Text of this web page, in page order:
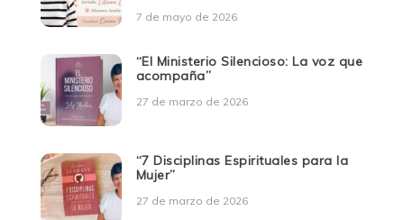
7 de mayo de 2026
“El Ministerio Silencioso: La voz que
acompaña”
27 de marzo de 2026
“7 Disciplinas Espirituales para la
Mujer”
27 de marzo de 2026